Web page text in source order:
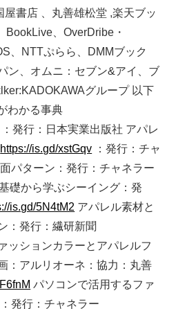
書店 、丸善雄松堂 ,楽天ブッ
BookLive、OverDribe・
、NTTぷらら、DMMブック
ン、オムニ：セブン&アイ、ブ
グループ 以下
わかる事典
：発行：日本実業出版社 アパレ
https://is.gd/xstGqv ：発行：チャ
パターン：発行：チャネラー
礎から学ぶシーイング：発
is.gd/5N4tM2 アパレル素材と
：発行：繊研新聞
ッションカラーとアパレルフ
：アルリオーネ：協力：丸善
パソコンで活用するファ
発行：チャネラー